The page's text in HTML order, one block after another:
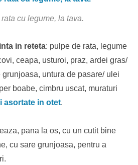
cu legume, la tava.
in reteta: pulpe de rata, legume
ceapa, usturoi, praz, ardei gras/
untura de pasare/ ulei
boabe, cimbru uscat, muraturi
asortate in otet.
pana la os, cu un cutit bine
cu sare grunjoasa, pentru a